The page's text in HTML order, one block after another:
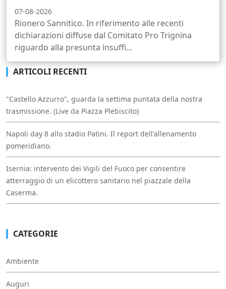
07-08-2026
Rionero Sannitico. In riferimento alle recenti
dichiarazioni diffuse dal Comitato Pro Trignina
riguardo alla presunta insuffi...
ARTICOLI RECENTI
"Castello Azzurro", guarda la settima puntata della nostra
trasmissione. (Live da Piazza Plebiscito)
Napoli day 8 allo stadio Patini. Il report dell'allenamento
pomeridiano.
Isernia: intervento dei Vigili del Fuoco per consentire
atterraggio di un elicottero sanitario nel piazzale della
Caserma.
CATEGORIE
Ambiente
Auguri